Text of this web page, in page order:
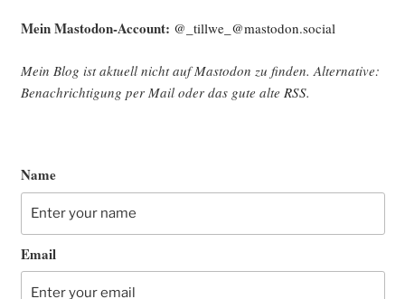
Mein Mast­o­don-Account: @_tillwe_@mastodon.social
Mein Blog ist aktu­ell nicht auf Mast­o­don zu fin­den. Alter­na­ti­ve:
Benach­rich­ti­gung per Mail oder das gute alte RSS.
Name
Email